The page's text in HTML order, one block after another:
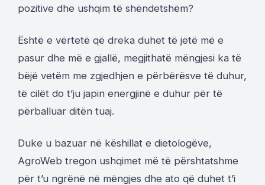
pozitive dhe ushqim të shëndetshëm?
Është e vërtetë që dreka duhet të jetë më e
pasur dhe më e gjallë, megjithatë mëngjesi ka të
bëjë vetëm me zgjedhjen e përbërësve të duhur,
të cilët do t’ju japin energjinë e duhur për të
përballuar ditën tuaj.
Duke u bazuar në këshillat e dietologëve,
AgroWeb tregon ushqimet më të përshtatshme
për t’u ngrënë në mëngjes dhe ato që duhet t’i